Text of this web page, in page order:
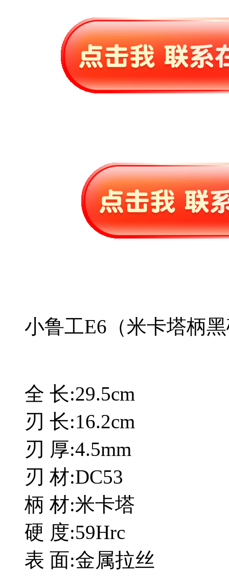
小鲁工E6（米卡塔柄
全 长:29.5cm
刃 长:16.2cm
刃 厚:4.5mm
刃 材:DC53
柄 材:米卡塔
硬 度:59Hrc
表 面:金属拉丝